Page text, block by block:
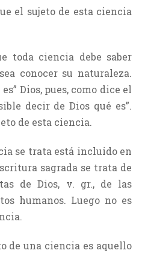
el sujeto de esta ciencia
toda ciencia debe saber
conocer su naturaleza.
Dios, pues, como dice el
decir de Dios qué es”.
de esta ciencia.
se trata está incluido en
sagrada se trata de
de Dios, v. gr., de las
humanos. Luego no es
de una ciencia es aquello